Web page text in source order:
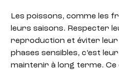
Les poissons, comme les
leurs saisons. Respecter
reproduction et éviter
phases sensibles, c’est
maintenir à long terme. Ce